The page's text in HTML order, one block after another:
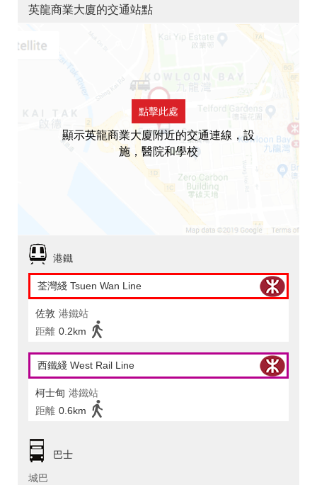
英龍商業大廈的交通站點
點擊此處
顯示英龍商業大廈附近的交通連線，設
施，醫院和學校
港鐵
荃灣綫 Tsuen Wan Line
佐敦 港鐵站
距離 0.2km
西鐵綫 West Rail Line
柯士甸 港鐵站
距離 0.6km
巴士
城巴